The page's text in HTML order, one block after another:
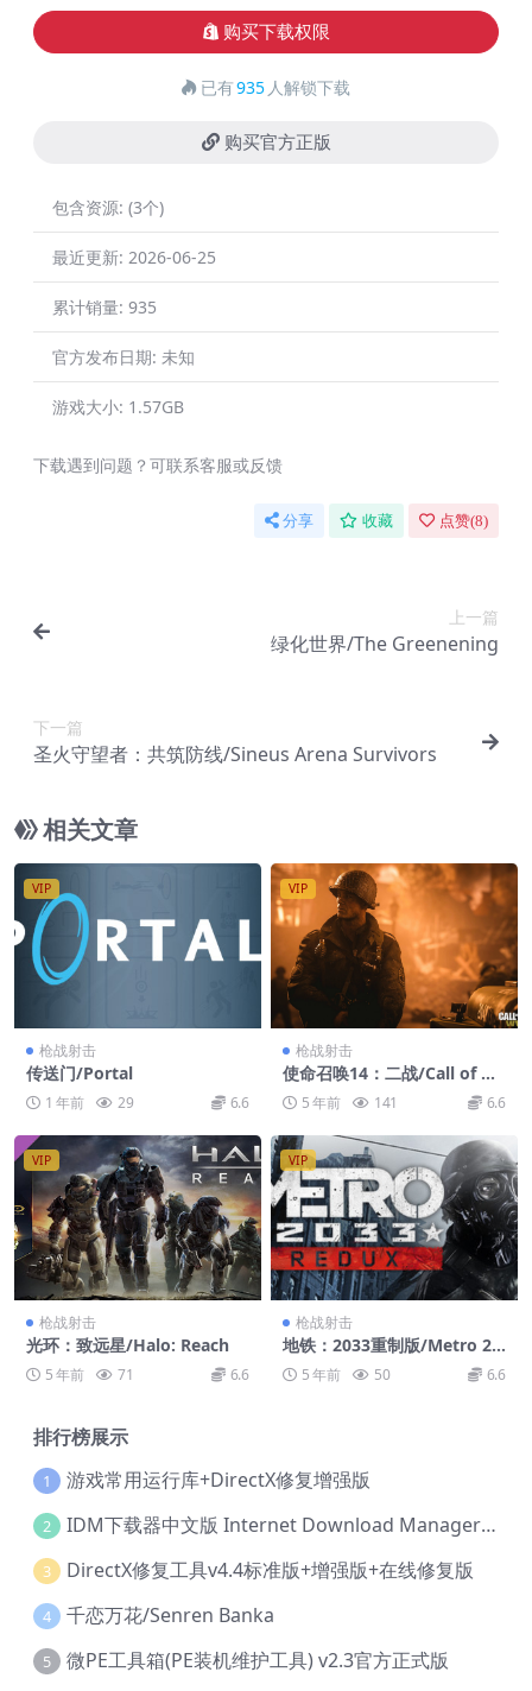
购买下载权限
已有935 人解锁下载
购买官方正版
包含资源: (3个)
最近更新: 2026-06-25
累计销量: 935
官方发布日期: 未知
游戏大小: 1.57GB
下载遇到问题？可联系客服或反馈
分享 收藏 点赞(8)
上一篇
绿化世界/The Greenening
下一篇
圣火守望者：共筑防线/Sineus Arena Survivors
相关文章
VIP
枪战射击
传送门/Portal
1 年前 29 6.6
VIP
枪战射击
使命召唤14：二战/Call of Du
ty 14：WWII
5 年前 141 6.6
VIP
枪战射击
光环：致远星/Halo: Reach
5 年前 71 6.6
VIP
枪战射击
地铁：2033重制版/Metro 20
33 Redux
5 年前 50 6.6
排行榜展示
1 游戏常用运行库+DirectX修复增强版
2 IDM下载器中文版 Internet Download Manager v6.42.36 IDM
3 DirectX修复工具v4.4标准版+增强版+在线修复版
4 千恋万花/Senren Banka
5 微PE工具箱(PE装机维护工具) v2.3官方正式版